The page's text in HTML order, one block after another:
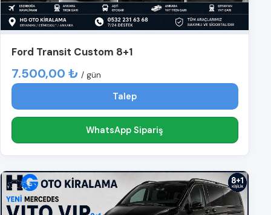
Ford Transit Custom 8+1
7.500,00 ₺ / gün
Talep
WhatsApp Sipariş